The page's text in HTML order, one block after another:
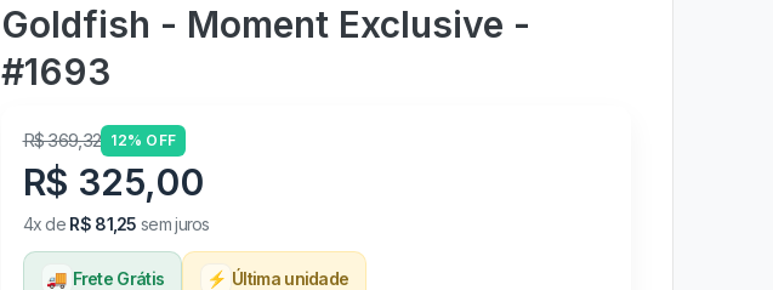
Goldfish - Moment Exclusive -
#1693
R$ 369,32 12% OFF
R$ 325,00
4x de R$ 81,25 sem juros
🚚 Frete Grátis ⚡ Última unidade